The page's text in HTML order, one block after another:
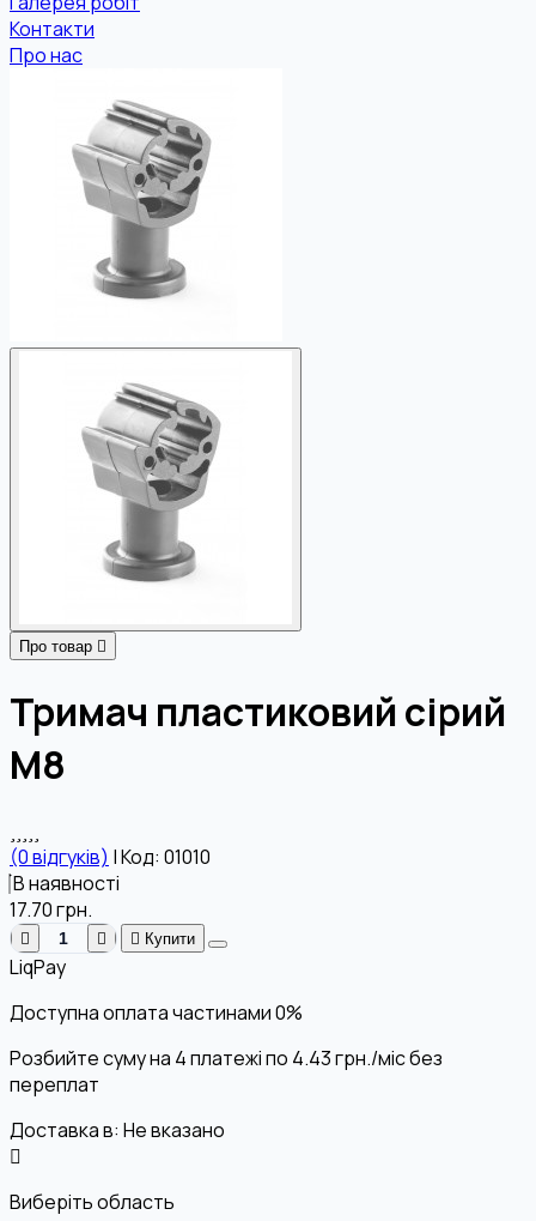
Контакти
Про нас
Про товар
Тримач пластиковий сірий
М8
(0 відгуків) |Код: 01010
В наявності
17.70грн.
Купити
LiqPay
Доступна оплата частинами0%
Розбийте суму на 4 платежі по 4.43грн./міс без
переплат
Доставка в: Не вказано
Виберіть область